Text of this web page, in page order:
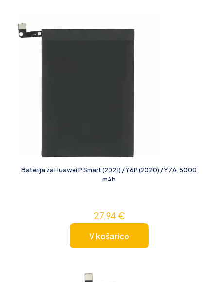
Baterija za Huawei P Smart (2021) / Y6P (2020) / Y7A, 5000
mAh
27,94 €
V košarico